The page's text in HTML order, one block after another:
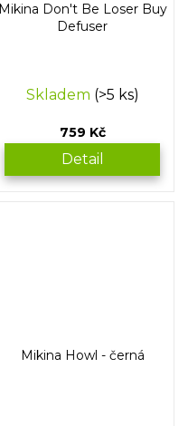
Mikina Don't Be Loser Buy
Defuser
Skladem (>5 ks)
759 Kč
Detail
Mikina Howl - černá